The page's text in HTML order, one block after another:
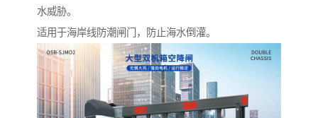
水威胁。
适用于海岸线防潮闸门，防止海水倒灌。